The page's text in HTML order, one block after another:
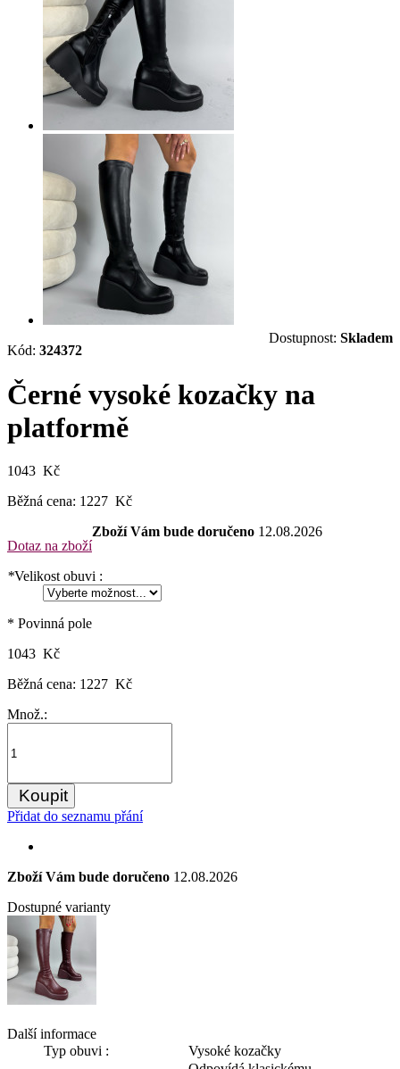
Kód: 324372
Dostupnost: Skladem
Černé vysoké kozačky na
platformě
1043 Kč
Běžná cena: 1227 Kč
Dotaz na zboží
Zboží Vám bude doručeno 12.08.2026
*Velikost obuvi :
* Povinná pole
1043 Kč
Běžná cena: 1227 Kč
Množ.:
Koupit
Přidat do seznamu přání
Zboží Vám bude doručeno 12.08.2026
Dostupné varianty
Další informace
Typ obuvi :
Vysoké kozačky